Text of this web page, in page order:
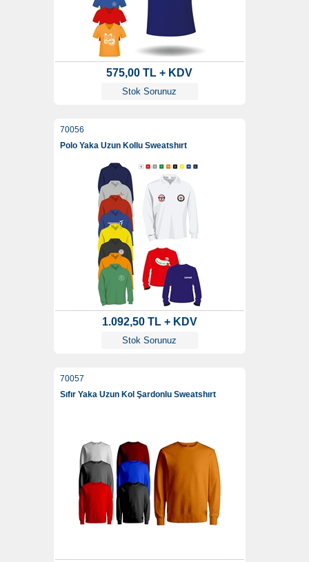
575,00 TL + KDV
Stok Sorunuz
70056
Polo Yaka Uzun Kollu Sweatshırt
1.092,50 TL + KDV
Stok Sorunuz
70057
Sıfır Yaka Uzun Kol Şardonlu Sweatshırt